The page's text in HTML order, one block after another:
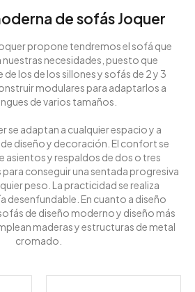
de sofás Joquer
propone tendremos el sofá que
nuestras necesidades, puesto que
los de los sillones y sofás de 2 y 3
modulares para adaptarlos a
de varios tamaños.
se adaptan a cualquier espacio y a
diseño y decoración. El confort se
asientos y respaldos de dos o tres
conseguir una sentada progresiva
peso. La practicidad se realiza
desenfundable. En cuanto a diseño
de diseño moderno y diseño más
maderas y estructuras de metal
cromado.